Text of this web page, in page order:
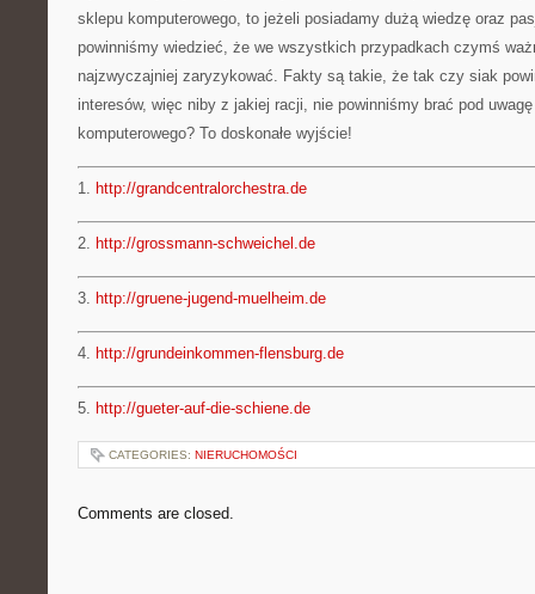
sklepu komputerowego, to jeżeli posiadamy dużą wiedzę oraz
powinniśmy wiedzieć, że we wszystkich przypadkach czymś
najzwyczajniej zaryzykować. Fakty są takie, że tak czy siak
interesów, więc niby z jakiej racji, nie powinniśmy brać pod
komputerowego? To doskonałe wyjście!
1. http://grandcentralorchestra.de
2. http://grossmann-schweichel.de
3. http://gruene-jugend-muelheim.de
4. http://grundeinkommen-flensburg.de
5. http://gueter-auf-die-schiene.de
CATEGORIES: NIERUCHOMOŚCI
Comments are closed.